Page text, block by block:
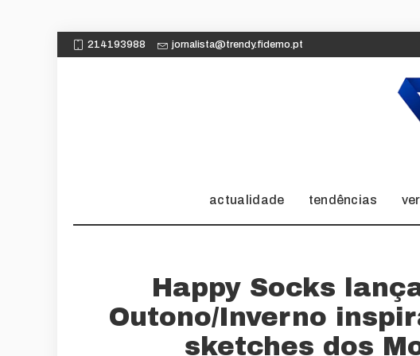
214193988 jornalista@trendy.fidemo.pt
actualidade tendências
Happy Socks
Outono/Inverno
sketches dos